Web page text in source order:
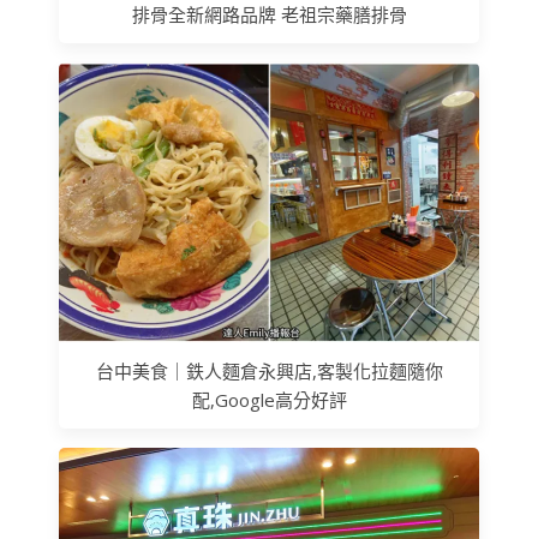
排骨全新網路品牌 老祖宗藥膳排骨
台中美食｜鉄人麵倉永興店,客製化拉麵隨你
配,Google高分好評